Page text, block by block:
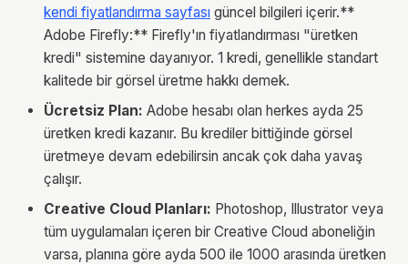
kendi fiyatlandırma sayfası güncel bilgileri içerir.**
Adobe Firefly:** Firefly'ın fiyatlandırması "üretken
kredi" sistemine dayanıyor. 1 kredi, genellikle standart
kalitede bir görsel üretme hakkı demek.
Ücretsiz Plan: Adobe hesabı olan herkes ayda 25
üretken kredi kazanır. Bu krediler bittiğinde görsel
üretmeye devam edebilirsin ancak çok daha yavaş
çalışır.
Creative Cloud Planları: Photoshop, Illustrator veya
tüm uygulamaları içeren bir Creative Cloud aboneliğin
varsa, planına göre ayda 500 ile 1000 arasında üretken